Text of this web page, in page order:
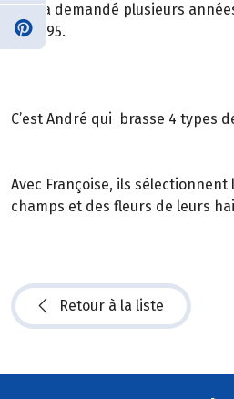
Cela a demandé plusieurs
en 1995.
C’est André qui brasse 4 types
Avec Françoise, ils
champs et des fleurs de leurs
Retour à la liste